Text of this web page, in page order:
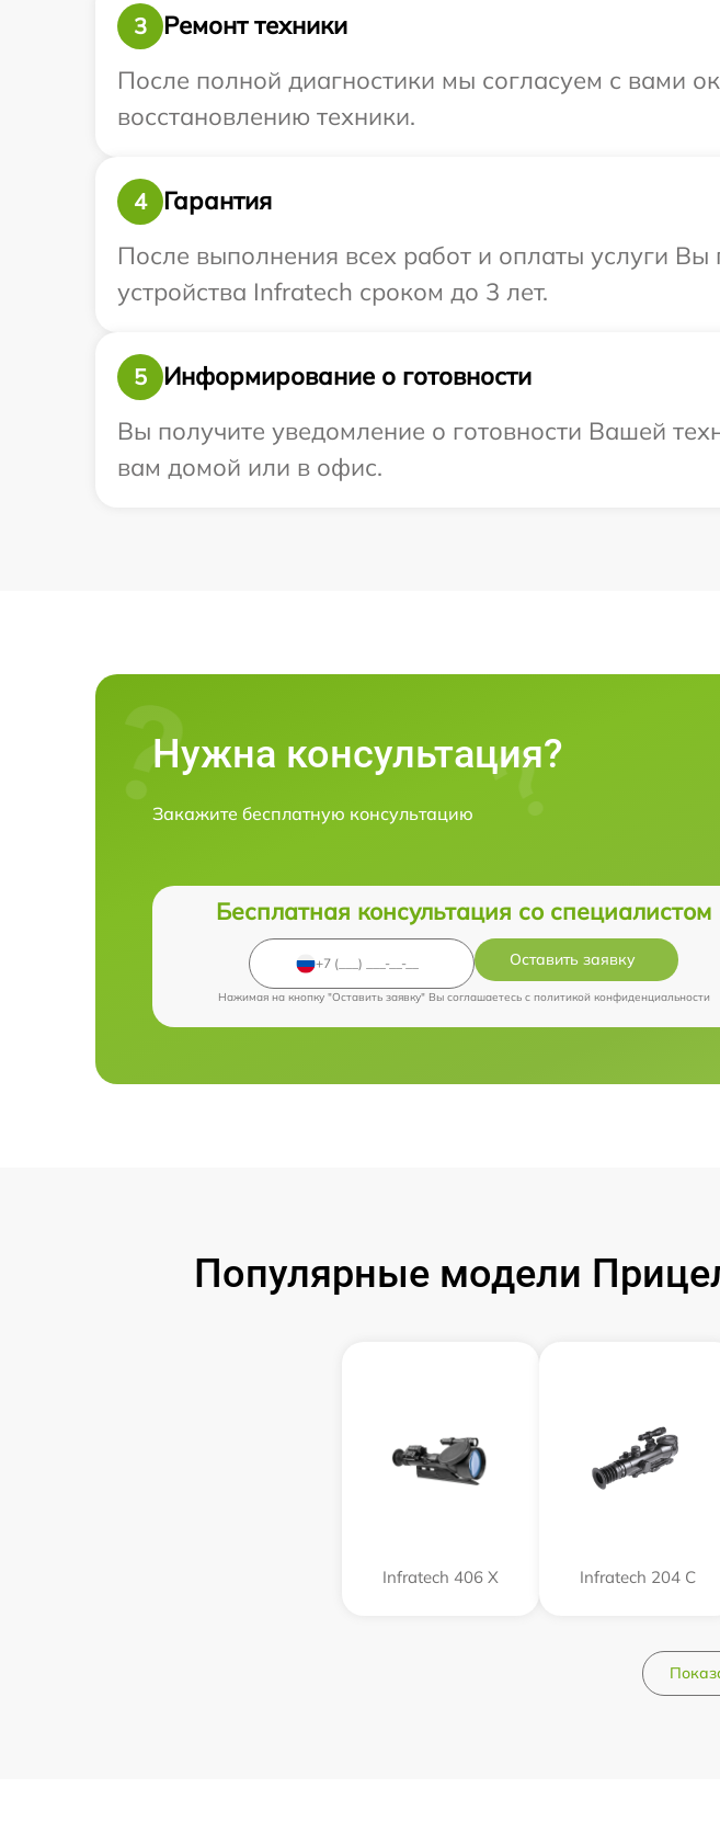
3
Ремонт техники
После полной диагностики мы согласуем с вами
восстановлению техники.
4
Гарантия
После выполнения всех работ и оплаты услуги
устройства Infratech сроком до 3 лет.
5
Информирование о готовности
Вы получите уведомление о готовности Вашей
вам домой или в офис.
Нужна консультация?
Закажите бесплатную консультацию
Бесплатная консультация со специалистом
Оставить заявку
Нажимая на кнопку "Оставить заявку" Вы соглашаетесь c политикой конфиденциальности
Популярные модели
Infratech 406 Х Infratech 204 С